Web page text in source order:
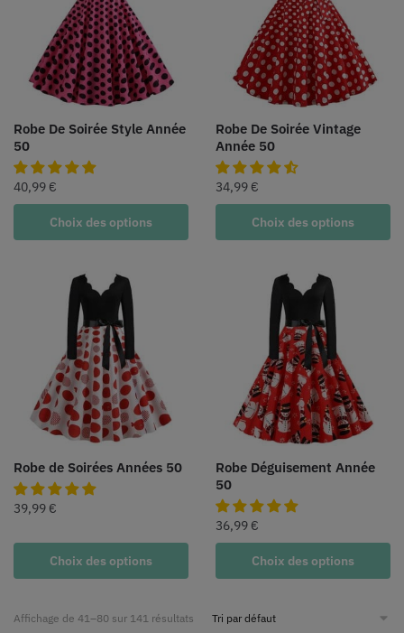
Robe De Soirée Style Année
50
40,99 €
Choix des options
Robe De Soirée Vintage
Année 50
34,99 €
Choix des options
Robe de Soirées Années 50
39,99 €
Choix des options
Robe Déguisement Année
50
36,99 €
Choix des options
Affichage de 41–80 sur 141 résultats